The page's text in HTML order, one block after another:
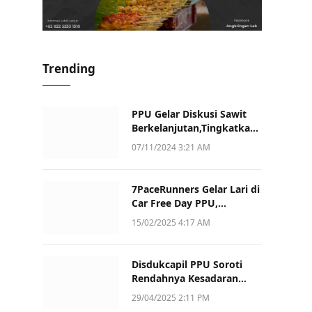
Trending
PPU Gelar Diskusi Sawit
Berkelanjutan,Tingkatkan
Daya Saing dan Kualitas
07/11/2024 3:21 AM
7PaceRunners Gelar Lari di
Car Free Day PPU,
Kampanye Gaya Hidup
15/02/2025 4:17 AM
Disdukcapil PPU Soroti
Rendahnya Kesadaran
Warga Soal Pelaporan
29/04/2025 2:11 PM